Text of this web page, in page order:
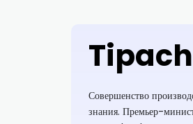
Совершенство
знания. Премьер-